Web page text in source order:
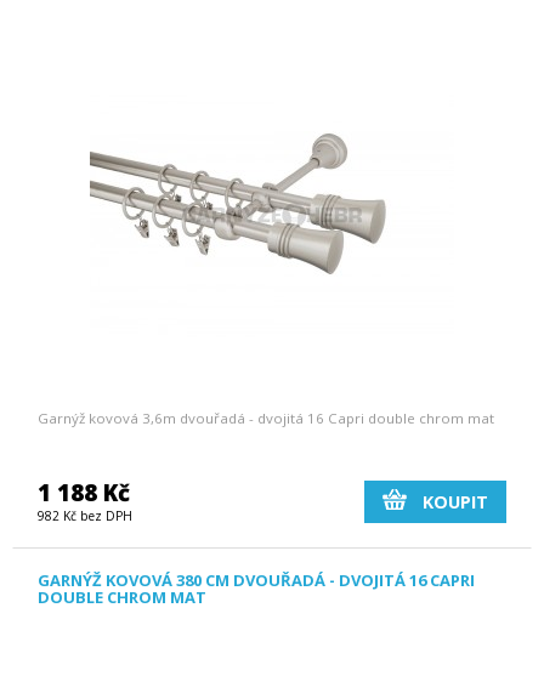
Garnýž kovová 3,6m dvouřadá - dvojitá 16 Capri double chrom mat
1 188 Kč
982 Kč bez DPH
KOUPIT
GARNÝŽ KOVOVÁ 380 CM DVOUŘADÁ - DVOJITÁ 16 CAPRI
DOUBLE CHROM MAT